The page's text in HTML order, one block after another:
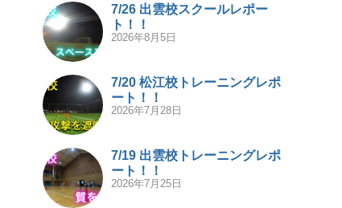
7/26 出雲校スクールレポー
ト！！
2026年8月5日
7/20 松江校トレーニングレポ
ート！！
2026年7月28日
7/19 出雲校トレーニングレポ
ート！！
2026年7月25日